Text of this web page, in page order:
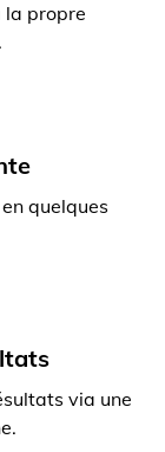
la propre
quelques
via une